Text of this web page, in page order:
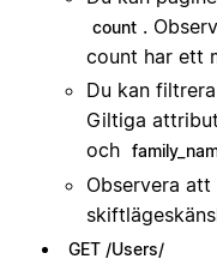
count .
count har ett
Du kan
Giltiga
och
Observera att
GET /Users/